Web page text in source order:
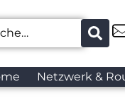
Netzwerk &